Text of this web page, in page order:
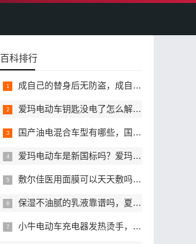
百科排行
成自己的替身后无防盗，成自己的替身后哪里能看完整无删减版本
爱玛电动车钥匙没电了怎么解锁，备用钥匙找不到还能开门吗
国产油电混合车型有哪些，国产油电混动高性价比值得选的有哪些
爱玛电动车是新国标吗？爱玛符合新国标能正常上牌吗？
敷尔佳医用面膜可以天天敷吗？正确敷用频率是多少？
保湿不油腻的乳液靠谱吗，夏天有哪些值得入手？
小牛电动车充电器发热烫手，正常吗会不会存在安全风险？